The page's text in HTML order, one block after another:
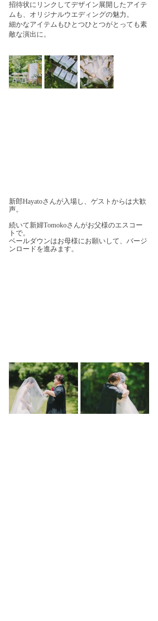
招待状にリンクしてデザイン展開したアイテ
ムも、オリジナルウエディングの魅力。
細かなアイテムもひとつひとつがとっても素
敵な演出に。
新郎Hayatoさんが入場し、ゲストからは大歓
声。
続いて新婦Tomokoさんがお父様のエスコー
トで。
ベールダウンはお母様にお願いして、バージ
ンロードを進みます。